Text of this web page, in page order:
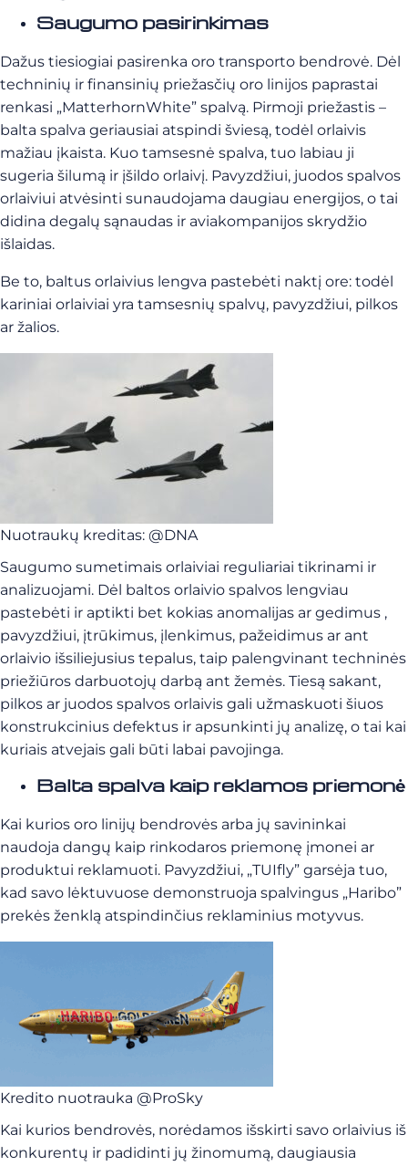
Saugumo pasirinkimas
Dažus tiesiogiai pasirenka oro transporto bendrovė. Dėl
techninių ir finansinių priežasčių oro linijos paprastai
renkasi „MatterhornWhite” spalvą. Pirmoji priežastis –
balta spalva geriausiai atspindi šviesą, todėl orlaivis
mažiau įkaista. Kuo tamsesnė spalva, tuo labiau ji
sugeria šilumą ir įšildo orlaivį. Pavyzdžiui, juodos spalvos
orlaiviui atvėsinti sunaudojama daugiau energijos, o tai
didina degalų sąnaudas ir aviakompanijos skrydžio
išlaidas.
Be to, baltus orlaivius lengva pastebėti naktį ore: todėl
kariniai orlaiviai yra tamsesnių spalvų, pavyzdžiui, pilkos
ar žalios.
Nuotraukų kreditas: @DNA
Saugumo sumetimais orlaiviai reguliariai tikrinami ir
analizuojami. Dėl baltos orlaivio spalvos lengviau
pastebėti ir aptikti bet kokias anomalijas ar gedimus ,
pavyzdžiui, įtrūkimus, įlenkimus, pažeidimus ar ant
orlaivio išsiliejusius tepalus, taip palengvinant techninės
priežiūros darbuotojų darbą ant žemės. Tiesą sakant,
pilkos ar juodos spalvos orlaivis gali užmaskuoti šiuos
konstrukcinius defektus ir apsunkinti jų analizę, o tai kai
kuriais atvejais gali būti labai pavojinga.
Balta spalva kaip reklamos priemonė
Kai kurios oro linijų bendrovės arba jų savininkai
naudoja dangų kaip rinkodaros priemonę įmonei ar
produktui reklamuoti. Pavyzdžiui, „TUIfly” garsėja tuo,
kad savo lėktuvuose demonstruoja spalvingus „Haribo”
prekės ženklą atspindinčius reklaminius motyvus.
Kredito nuotrauka @ProSky
Kai kurios bendrovės, norėdamos išskirti savo orlaivius iš
konkurentų ir padidinti jų žinomumą, daugiausia